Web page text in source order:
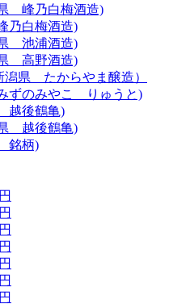
峰乃白梅酒造)
乃白梅酒造)
池浦酒造)
高野酒造)
潟県 たからやま醸造）
ずのみやこ りゅうと)
越後鶴亀)
越後鶴亀)
銘柄)